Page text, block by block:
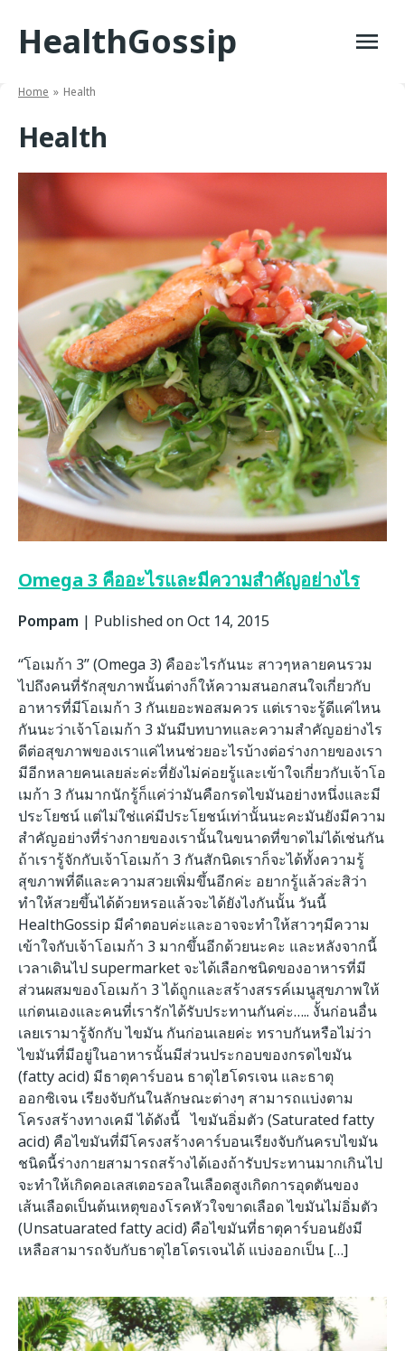
content
HealthGossip
Home Health
Health
Omega 3 คืออะไรและมีความสำคัญอย่างไร
Pompam | Published on Oct 14, 2015
“โอเมก้า 3” (Omega 3) คืออะไรกันนะ สาวๆหลายคนรวม
ไปถึงคนที่รักสุขภาพนั้นต่างก็ให้ความสนอกสนใจเกี่ยวกับ
อาหารที่มีโอเมก้า 3 กันเยอะพอสมควร แต่เราจะรู้ดีแค่ไหน
กันนะว่าเจ้าโอเมก้า 3 มันมีบทบาทและความสำคัญอย่างไร
ดีต่อสุขภาพของเราแค่ไหนช่วยอะไรบ้างต่อร่างกายของเรา
มีอีกหลายคนเลยล่ะค่ะที่ยังไม่ค่อยรู้และเข้าใจเกี่ยวกับเจ้าโอ
เมก้า 3 กันมากนักรู้ก็แค่ว่ามันคือกรดไขมันอย่างหนึ่งและมี
ประโยชน์ แต่ไม่ใช่แค่มีประโยชน์เท่านั้นนะคะมันยังมีความ
สำคัญอย่างที่ร่างกายของเรานั้นในขนาดที่ขาดไม่ได้เช่นกัน
ถ้าเรารู้จักกับเจ้าโอเมก้า 3 กันสักนิดเราก็จะได้ทั้งความรู้
สุขภาพที่ดีและความสวยเพิ่มขึ้นอีกค่ะ อยากรู้แล้วล่ะสิว่า
ทำให้สวยขึ้นได้ด้วยหรอแล้วจะได้ยังไงกันนั้น วันนี้
HealthGossip มีคำตอบค่ะและอาจจะทำให้สาวๆมีความ
เข้าใจกับเจ้าโอเมก้า 3 มากขึ้นอีกด้วยนะคะ และหลังจากนี้
เวลาเดินไป supermarket จะได้เลือกชนิดของอาหารที่มี
ส่วนผสมของโอเมก้า 3 ได้ถูกและสร้างสรรค์เมนูสุขภาพให้
แก่ตนเองและคนที่เรารักได้รับประทานกันค่ะ….. งั้นก่อนอื่น
เลยเรามารู้จักกับ ไขมัน กันก่อนเลยค่ะ ทราบกันหรือไม่ว่า
ไขมันที่มีอยู่ในอาหารนั้นมีส่วนประกอบของกรดไขมัน
(fatty acid) มีธาตุคาร์บอน ธาตุไฮโดรเจน และธาตุ
ออกซิเจน เรียงจับกันในลักษณะต่างๆ สามารถแบ่งตาม
โครงสร้างทางเคมี ได้ดังนี้ ไขมันอิ่มตัว (Saturated fatty
acid) คือไขมันที่มีโครงสร้างคาร์บอนเรียงจับกันครบไขมัน
ชนิดนี้ร่างกายสามารถสร้างได้เองถ้ารับประทานมากเกินไป
จะทำให้เกิดคอเลสเตอรอลในเลือดสูงเกิดการอุดตันของ
เส้นเลือดเป็นต้นเหตุของโรคหัวใจขาดเลือด ไขมันไม่อิ่มตัว
(Unsatuarated fatty acid) คือไขมันที่ธาตุคาร์บอนยังมี
เหลือสามารถจับกับธาตุไฮโดรเจนได้ แบ่งออกเป็น […]